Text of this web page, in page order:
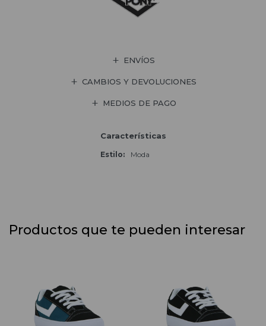
ENVÍOS
CAMBIOS Y DEVOLUCIONES
MEDIOS DE PAGO
Características
Estilo Moda
Productos que te pueden interesar